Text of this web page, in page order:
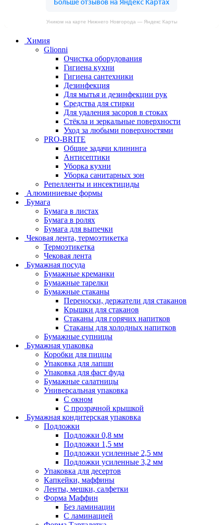
Уником на карте Нижнего Новгорода — Яндекс Карты
Химия
Glionni
Очистка оборудования
Гигиена кухни
Гигиена сантехники
Дезинфекция
Для мытья и дезинфекции рук
Средства для стирки
Для удаления засоров в стоках
Стёкла и зеркальные поверхности
Уход за любыми поверхностями
PRO-BRITE
Общие задачи клининга
Антисептики
Уборка кухни
Уборка санитарных зон
Репелленты и инсектициды
Алюминиевые формы
Бумага
Бумага в листах
Бумага в ролях
Бумага для выпечки
Чековая лента, термоэтикетка
Термоэтикетка
Чековая лента
Бумажная посуда
Бумажные креманки
Бумажные тарелки
Бумажные стаканы
Переноски, держатели для стаканов
Крышки для стаканов
Стаканы для горячих напитков
Стаканы для холодных напитков
Бумажные супницы
Бумажная упаковка
Коробки для пиццы
Упаковка для лапши
Упаковка для фаст фуда
Бумажные салатницы
Универсальная упаковка
С окном
С прозрачной крышкой
Бумажная кондитерская упаковка
Подложки
Подложки 0,8 мм
Подложки 1,5 мм
Подложки усиленные 2,5 мм
Подложки усиленные 3,2 мм
Упаковка для десертов
Капкейки, маффины
Ленты, мешки, салфетки
Форма Маффин
Без ламинации
С ламинацией